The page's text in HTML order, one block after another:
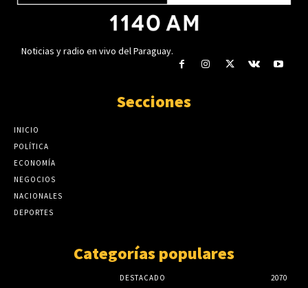
Noticias y radio en vivo del Paraguay.
Secciones
INICIO
POLÍTICA
ECONOMÍA
NEGOCIOS
NACIONALES
DEPORTES
Categorías populares
DESTACADO
2070